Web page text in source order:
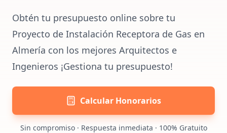
Obtén tu presupuesto online sobre tu
Proyecto de Instalación Receptora de Gas en
Almería con los mejores Arquitectos e
Ingenieros ¡Gestiona tu presupuesto!
Calcular Honorarios
Sin compromiso · Respuesta inmediata · 100% Gratuito